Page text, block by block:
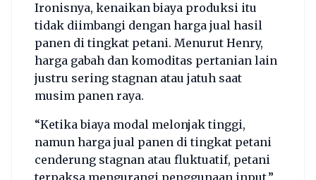
Ironisnya, kenaikan biaya produksi itu
tidak diimbangi dengan harga jual hasil
panen di tingkat petani. Menurut Henry,
harga gabah dan komoditas pertanian lain
justru sering stagnan atau jatuh saat
musim panen raya.
“Ketika biaya modal melonjak tinggi,
namun harga jual panen di tingkat petani
cenderung stagnan atau fluktuatif, petani
terpaksa mengurangi penggunaan input,”